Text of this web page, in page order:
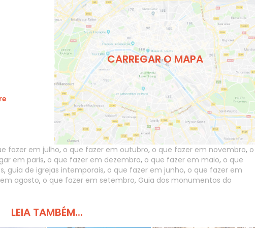
CARREGAR O MAPA
fazer em julho, o que fazer em outubro, o que fazer em novembro, o
em paris, o que fazer em dezembro, o que fazer em maio, o que
, guia de igrejas intemporais, o que fazer em junho, o que fazer em
agosto, o que fazer em setembro, Guia dos monumentos do
LEIA TAMBÉM...